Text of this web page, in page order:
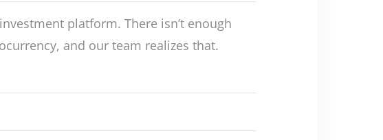
platform. There isn’t enough
and our team realizes that.